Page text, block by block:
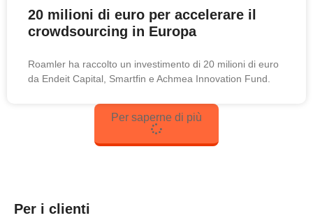
20 milioni di euro per accelerare il
crowdsourcing in Europa
Roamler ha raccolto un investimento di 20 milioni di euro
da Endeit Capital, Smartfin e Achmea Innovation Fund.
Per saperne di più
Per i clienti